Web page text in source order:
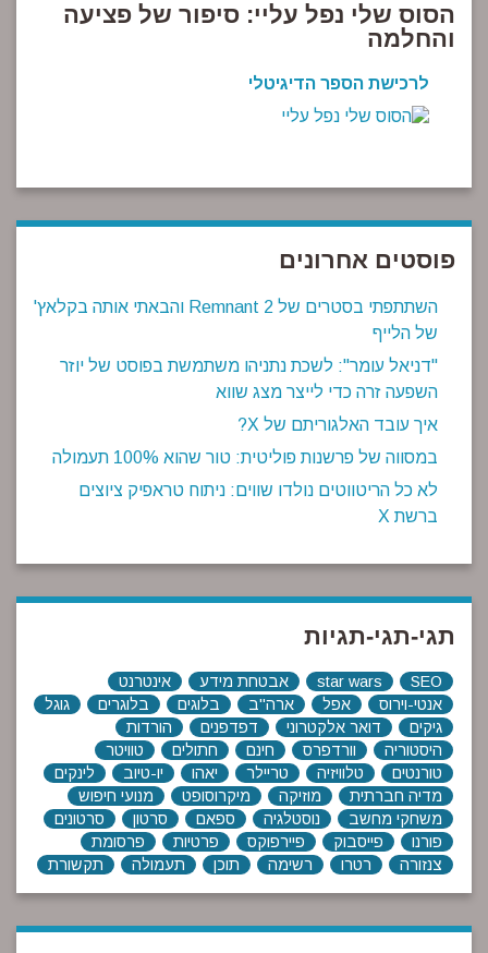
הסוס שלי נפל עליי: סיפור של פציעה
והחלמה
לרכישת הספר הדיגיטלי
פוסטים אחרונים
השתתפתי בסטרים של Remnant 2 והבאתי אותה בקלאץ'
של הלייף
"דניאל עומר": לשכת נתניהו משתמשת בפוסט של יוזר
השפעה זרה כדי לייצר מצג שווא
איך עובד האלגוריתם של X?
במסווה של פרשנות פוליטית: טור שהוא 100% תעמולה
לא כל הריטווטים נולדו שווים: ניתוח טראפיק ציוצים
ברשת X
תגי-תגי-תגיות
SEO
star wars אבטחת מידע
אינטרנט
אנטי-וירוס
אפל ארה"ב בלוגים בלוגרים
גוגל
גיקים
דואר אלקטרוני דפדפנים
הורדות
היסטוריה
וורדפרס חינם חתולים
טוויטר
טורנטים
טלוויזיה טריילר יאהו יו-טיוב
לינקים
מדיה חברתית
מוזיקה מיקרוסופט
מנועי חיפוש
משחקי מחשב
נוסטלגיה ספאם סרטון
סרטונים
פורנו
פייסבוק פיירפוקס פרטיות
פרסומת
צנזורה
רטרו רשימה תוכן תעמולה תקשורת